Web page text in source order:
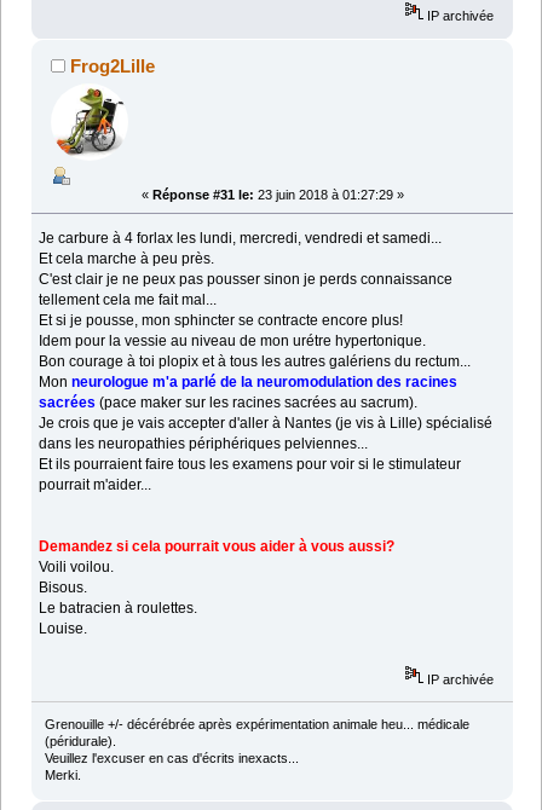
IP archivée
Frog2Lille
« Réponse #31 le: 23 juin 2018 à 01:27:29 »
Je carbure à 4 forlax les lundi, mercredi, vendredi et samedi...
Et cela marche à peu près.
C'est clair je ne peux pas pousser sinon je perds connaissance
tellement cela me fait mal...
Et si je pousse, mon sphincter se contracte encore plus!
Idem pour la vessie au niveau de mon urétre hypertonique.
Bon courage à toi plopix et à tous les autres galériens du rectum...
Monneurologue m'a parlé de la neuromodulation des racines
sacrées (pace maker sur les racines sacrées au sacrum).
Je crois que je vais accepter d'aller à Nantes (je vis à Lille) spécialisé
dans les neuropathies périphériques pelviennes...
Et ils pourraient faire tous les examens pour voir si le stimulateur
pourrait m'aider...
Demandez si cela pourrait vous aider à vous aussi?
Voili voilou.
Bisous.
Le batracien à roulettes.
Louise.
IP archivée
Grenouille +/- décérébrée après expérimentation animale heu... médicale
(péridurale).
Veuillez l'excuser en cas d'écrits inexacts...
Merki.